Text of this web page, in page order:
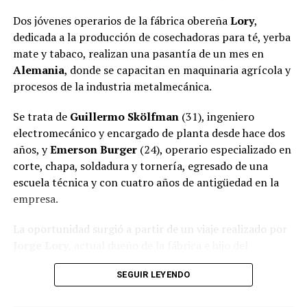
regresaron a la comunidad.
Dos jóvenes operarios de la fábrica obereñaLory,
dedicada a la producción de cosechadoras para té, yerba
mate y tabaco, realizan una pasantía de un mes en
Alemania, donde se capacitan en maquinaria agrícola y
procesos de la industria metalmecánica.
Se trata de Guillermo Skölfman(31), ingeniero
electromecánico y encargado de planta desde hace dos
años, yEmerson Burger(24), operario especializado en
corte, chapa, soldadura y tornería, egresado de una
escuela técnica y con cuatro años de antigüedad en la
empresa.
La oportunidad surgió a partir de un viaje realizado por
fundador de la empresa, que cuenta con más de 50 años
Oberá.
SEGUIR LEYENDO